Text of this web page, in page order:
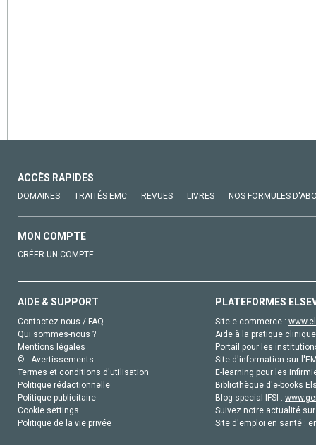
ACCÈS RAPIDES
DOMAINES TRAITÉS EMC REVUES LIVRES NOS FORMULES
MON COMPTE
CRÉER UN COMPTE
AIDE & SUPPORT
Contactez-nous / FAQ
Qui sommes-nous ?
Mentions légales
© - Avertissements
Termes et conditions d'utilisation
Politique rédactionnelle
Politique publicitaire
Cookie settings
Politique de la vie privée
PLATEFORMES
Site e-commerce :
Aide à la pratique
Portail pour les
Site d'information sur
E-learning pour les
Bibliothèque d'e-books
Blog special IFSI :
Suivez notre actualité
Site d'emploi en santé :